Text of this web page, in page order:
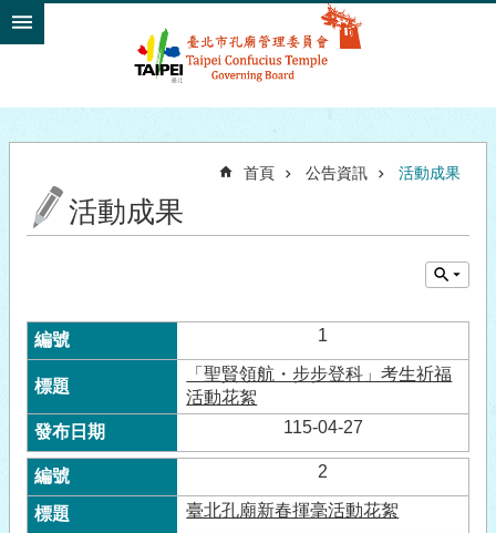
跳到主要內容區塊
首頁 公告資訊 活動成果
活動成果
1
「聖賢領航・步步登科」考生祈福
活動花絮
115-04-27
2
臺北孔廟新春揮毫活動花絮